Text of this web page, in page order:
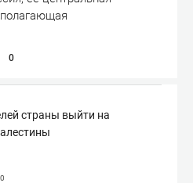
0
страны выйти на